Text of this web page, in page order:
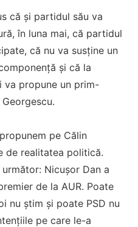
că și partidul său va
în luna mai, că partidul
că nu va susține un
și că la
va propune un prim-
pe Călin
de realitatea politică.
Nicușor Dan a
de la AUR. Poate
nu știm și poate PSD nu
pe care le-a